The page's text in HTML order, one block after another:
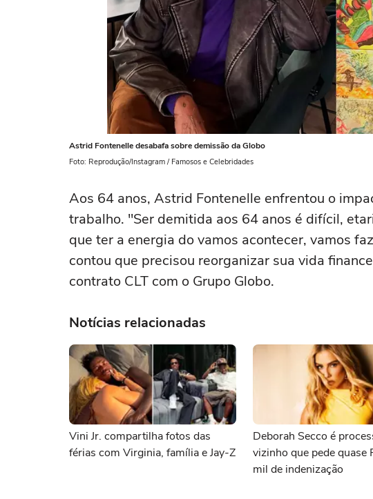
Astrid Fontenelle desabafa sobre demissão da Globo
Foto: Reprodução/Instagram / Famosos e Celebridades
Aos 64 anos, Astrid Fontenelle enfrentou o
trabalho. "Ser demitida aos 64 anos é difícil,
que ter a energia do vamos acontecer, vamos
contou que precisou reorganizar sua vida
contrato CLT com o Grupo Globo.
Notícias relacionadas
Vini Jr. compartilha fotos das
férias com Virginia, família e Jay-Z
Deborah Secco é
vizinho que pede quase
mil de indenização